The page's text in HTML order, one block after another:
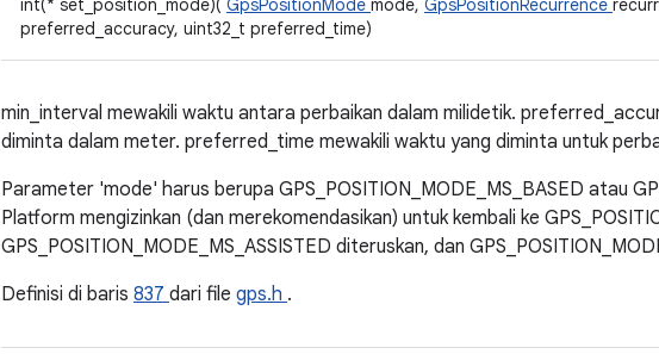
int(* set_position_mode)( GpsPositionMode mode, GpsPositionRecurrence
preferred_accuracy, uint32_t preferred_time)
min_interval mewakili waktu antara perbaikan dalam milidetik.
diminta dalam meter. preferred_time mewakili waktu yang diminta untuk
Parameter 'mode' harus berupa GPS_POSITION_MODE_MS_BASED atau
Platform mengizinkan (dan merekomendasikan) untuk kembali ke
GPS_POSITION_MODE_MS_ASSISTED diteruskan, dan
Definisi di baris 837 dari file gps.h .